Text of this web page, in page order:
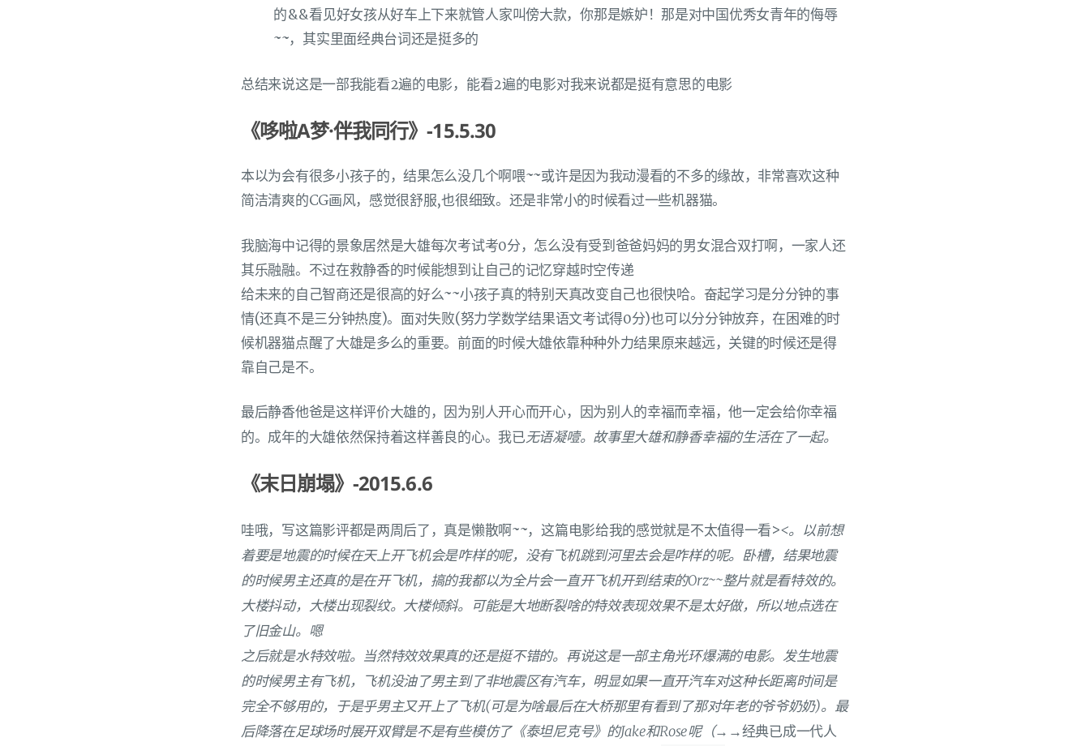
的&&看见好女孩从好车上下来就管人家叫傍大款，你那是嫉妒！那是对中国优秀女青年的侮辱
~~，其实里面经典台词还是挺多的
总结来说这是一部我能看2遍的电影，能看2遍的电影对我来说都是挺有意思的电影
《哆啦A梦·伴我同行》-15.5.30
本以为会有很多小孩子的，结果怎么没几个啊喂~~或许是因为我动漫看的不多的缘故，非常喜欢这种
简洁清爽的CG画风，感觉很舒服,也很细致。还是非常小的时候看过一些机器猫。
我脑海中记得的景象居然是大雄每次考试考0分，怎么没有受到爸爸妈妈的男女混合双打啊，一家人还
其乐融融。不过在救静香的时候能想到让自己的记忆穿越时空传递
给未来的自己智商还是很高的好么~~小孩子真的特别天真改变自己也很快哈。奋起学习是分分钟的事
情(还真不是三分钟热度)。面对失败(努力学数学结果语文考试得0分)也可以分分钟放弃，在困难的时
候机器猫点醒了大雄是多么的重要。前面的时候大雄依靠种种外力结果原来越远，关键的时候还是得
靠自己是不。
最后静香他爸是这样评价大雄的，因为别人开心而开心，因为别人的幸福而幸福，他一定会给你幸福
的。成年的大雄依然保持着这样善良的心。我已无语凝噎。故事里大雄和静香幸福的生活在了一起。
《末日崩塌》-2015.6.6
哇哦，写这篇影评都是两周后了，真是懒散啊~~，这篇电影给我的感觉就是不太值得一看><。以前想
着要是地震的时候在天上开飞机会是咋样的呢，没有飞机跳到河里去会是咋样的呢。卧槽，结果地震
的时候男主还真的是在开飞机，搞的我都以为全片会一直开飞机开到结束的Orz~~整片就是看特效的。
大楼抖动，大楼出现裂纹。大楼倾斜。可能是大地断裂啥的特效表现效果不是太好做，所以地点选在
了旧金山。嗯
之后就是水特效啦。当然特效效果真的还是挺不错的。再说这是一部主角光环爆满的电影。发生地震
的时候男主有飞机，飞机没油了男主到了非地震区有汽车，明显如果一直开汽车对这种长距离时间是
完全不够用的，于是乎男主又开上了飞机(可是为啥最后在大桥那里有看到了那对年老的爷爷奶奶)。最
后降落在足球场时展开双臂是不是有些模仿了《泰坦尼克号》的Jake和Rose呢（→ →经典已成一代人